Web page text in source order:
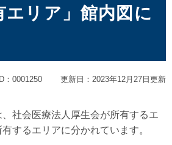
エリア」館内図に
：0001250 更新日：2023年12月27日更新
社会医療法人厚生会が所有するエ
するエリアに分かれています。